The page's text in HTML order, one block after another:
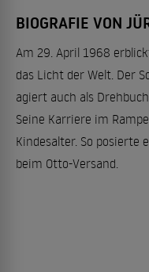
BIOGRAFIE VON
Am 29. April 1968
das Licht der Welt. Der
agiert auch als
Seine Karriere im
Kindesalter. So
beim Otto-Versand.